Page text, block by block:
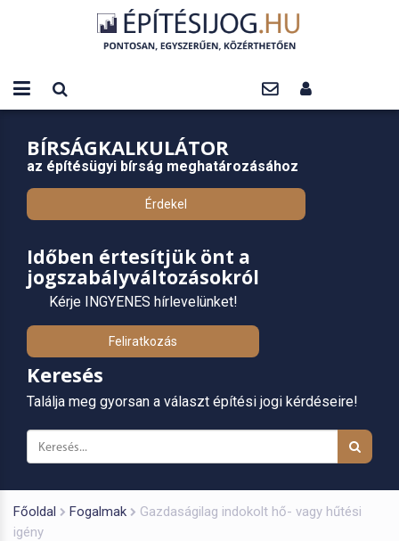
BÍRSÁGKALKULÁTOR
az építésügyi bírság meghatározásához
Érdekel
Időben értesítjük önt a
jogszabályváltozásokról
Kérje INGYENES hírlevelünket!
Feliratkozás
Keresés
Találja meg gyorsan a választ építési jogi kérdéseire!
Főoldal Fogalmak
Gazdaságilag indokolt hő- vagy hűtési
igény